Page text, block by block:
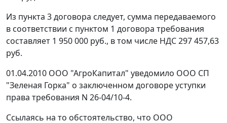
Из пункта 3 договора следует, сумма передаваемого
в соответствии с пунктом 1 договора требования
составляет 1 950 000 руб., в том числе НДС 297 457,63
руб.
01.04.2010 ООО "АгроКапитал" уведомило ООО СП
"Зеленая Горка" о заключенном договоре уступки
права требования N 26-04/10-4.
Ссылаясь на то обстоятельство, что ООО